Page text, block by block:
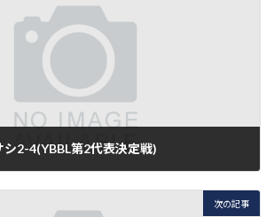
シ2-4(YBBL第2代表決定戦)
次の記事